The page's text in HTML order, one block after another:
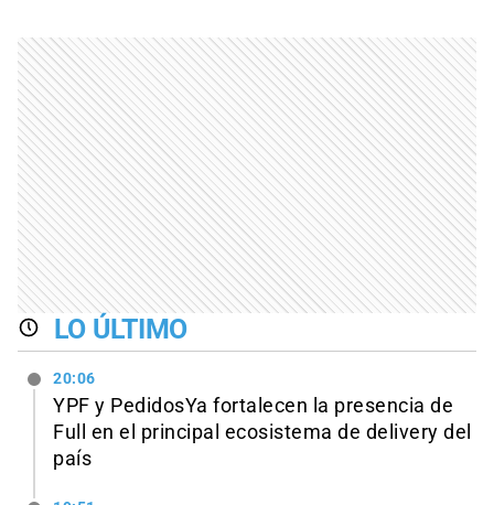
LO ÚLTIMO
20:06
YPF y PedidosYa fortalecen la presencia de
Full en el principal ecosistema de delivery del
país